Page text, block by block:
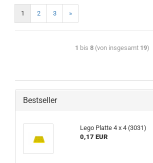
1 2 3 »
1 bis 8(von insgesamt 19)
Bestseller
Lego Platte 4 x 4 (3031)
0,17 EUR